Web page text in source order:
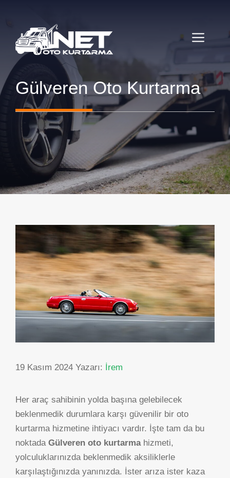
MENÜ
Gülveren Oto Kurtarma
19 Kasım 2024 Yazarı: İrem
Her araç sahibinin yolda başına gelebilecek
beklenmedik durumlara karşı güvenilir bir oto
kurtarma hizmetine ihtiyacı vardır. İşte tam da bu
noktada Gülveren oto kurtarmahizmeti,
yolculuklarınızda beklenmedik aksiliklerle
karşılaştığınızda yanınızda. İster arıza ister kaza